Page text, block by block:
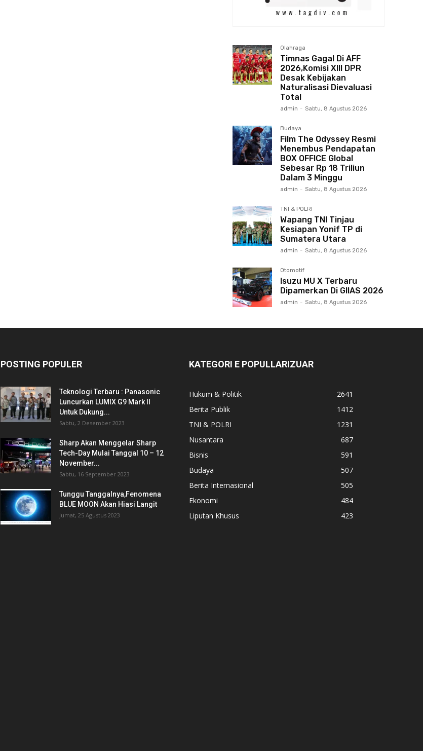
Olahraga
Timnas Gagal Di AFF
2026,Komisi XIII DPR
Desak Kebijakan
Naturalisasi Dievaluasi
Total
admin - Sabtu, 8 Agustus 2026
Budaya
Film The Odyssey Resmi
Menembus Pendapatan
BOX OFFICE Global
Sebesar Rp 18 Triliun
Dalam 3 Minggu
admin - Sabtu, 8 Agustus 2026
TNI & POLRI
Wapang TNI Tinjau
Kesiapan Yonif TP di
Sumatera Utara
admin - Sabtu, 8 Agustus 2026
Otomotif
Isuzu MU X Terbaru
Dipamerkan Di GIIAS 2026
admin - Sabtu, 8 Agustus 2026
POSTING POPULER
Teknologi Terbaru : Panasonic
Luncurkan LUMIX G9 Mark II
Untuk Dukung...
Sabtu, 2 Desember 2023
Sharp Akan Menggelar Sharp
Tech-Day Mulai Tanggal 10 – 12
November...
Sabtu, 16 September 2023
Tunggu Tanggalnya,Fenomena
BLUE MOON Akan Hiasi Langit
Jumat, 25 Agustus 2023
KATEGORI E POPULLARIZUAR
Hukum & Politik
2641
Berita Publik
1412
TNI & POLRI
1231
Nusantara
687
Bisnis
591
Budaya
507
Berita Internasional
505
Ekonomi
484
Liputan Khusus
423